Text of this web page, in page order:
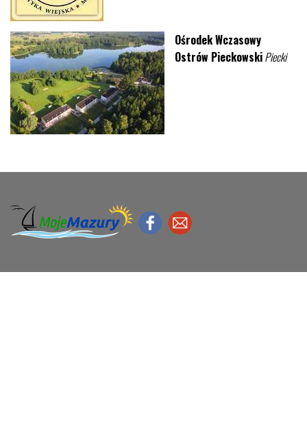
Ośrodek Wczasowy
Ostrów PieckowskiPiecki